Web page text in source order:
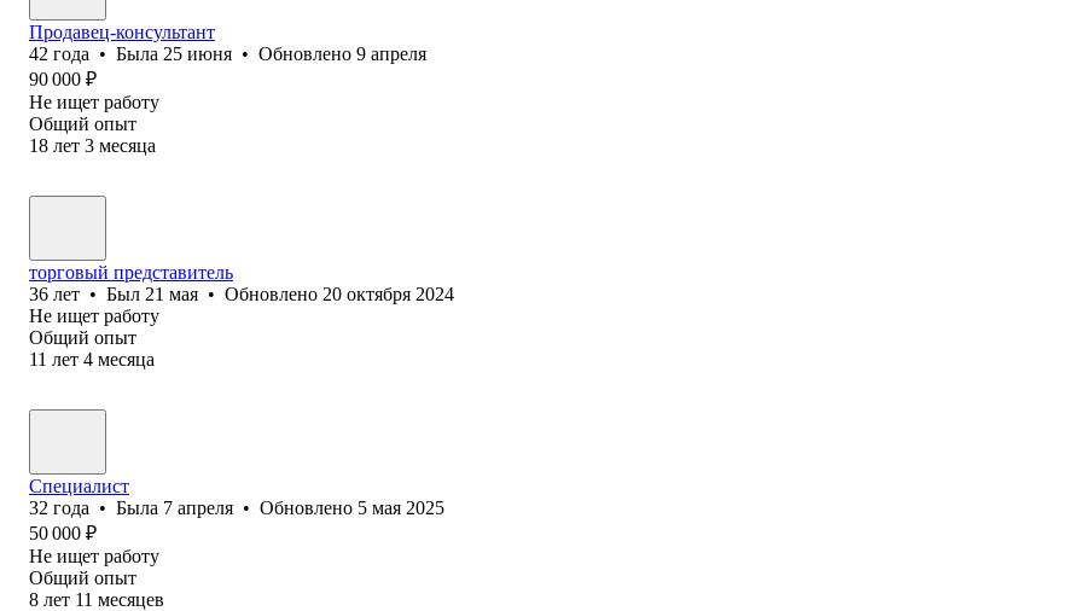
Продавец-консультант
42 года • Была 25 июня • Обновлено 9 апреля
90 000 ₽
Не ищет работу
Общий опыт
18 лет 3 месяца
торговый представитель
36 лет • Был 21 мая • Обновлено 20 октября 2024
Не ищет работу
Общий опыт
11 лет 4 месяца
Специалист
32 года • Была 7 апреля • Обновлено 5 мая 2025
50 000 ₽
Не ищет работу
Общий опыт
8 лет 11 месяцев